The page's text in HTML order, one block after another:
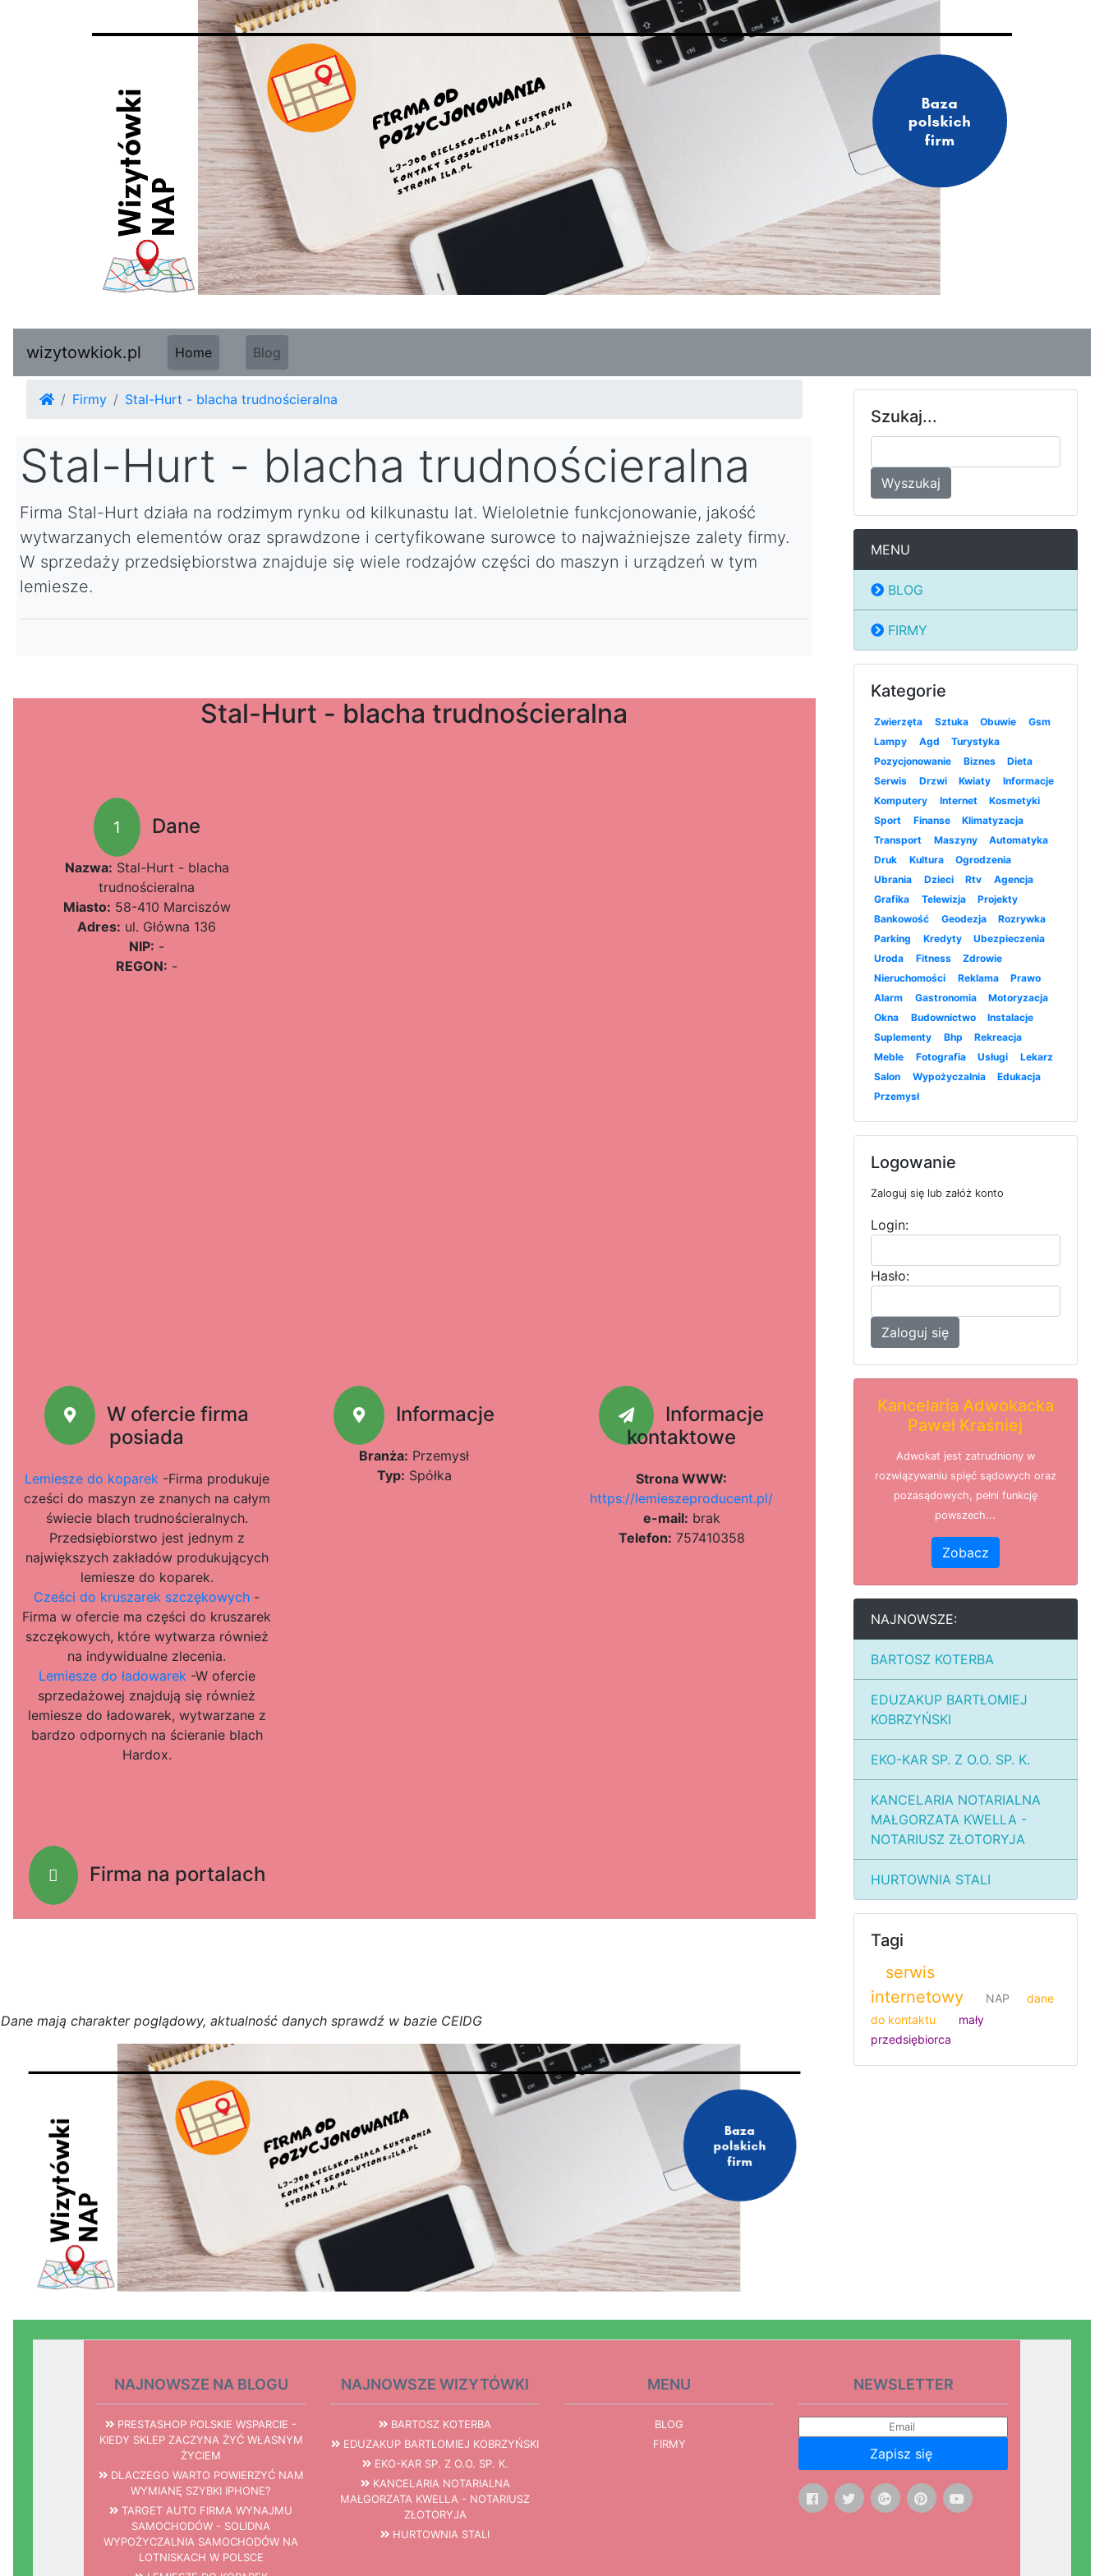
wizytowkiok.pl Home Blog
Firmy Stal-Hurt - blacha trudnościeralna
Stal-Hurt - blacha trudnościeralna
Firma Stal-Hurt działa na rodzimym rynku od kilkunastu lat. Wieloletnie funkcjonowanie, jakość
wytwarzanych elementów oraz sprawdzone i certyfikowane surowce to najważniejsze zalety firmy.
W sprzedaży przedsiębiorstwa znajduje się wiele rodzajów części do maszyn i urządzeń w tym
lemiesze.
Stal-Hurt - blacha trudnościeralna
1 Dane
Nazwa: Stal-Hurt - blacha
trudnościeralna
Miasto: 58-410 Marciszów
Adres: ul. Główna 136
NIP: -
REGON: -
W ofercie firma
posiada
Lemiesze do koparek-Firma produkuje
cześci do maszyn ze znanych na całym
świecie blach trudnościeralnych.
Przedsiębiorstwo jest jednym z
największych zakładów produkujących
lemiesze do koparek.
Cześci do kruszarek szczękowych -
Firma w ofercie ma części do kruszarek
szczękowych, które wytwarza również
na indywidualne zlecenia.
Lemiesze do ładowarek-W ofercie
sprzedażowej znajdują się również
lemiesze do ładowarek, wytwarzane z
bardzo odpornych na ścieranie blach
Hardox.
Informacje
Branża: Przemysł
Typ: Spółka
Informacje
kontaktowe
Strona WWW:
https://lemieszeproducent.pl/
e-mail: brak
Telefon: 757410358
Firma na portalach
Dane mają charakter poglądowy, aktualność danych sprawdź w bazie CEIDG
Szukaj...
Wyszukaj
MENU
BLOG
FIRMY
Kategorie
Zwierzęta Sztuka Obuwie
Gsm
Lampy
Agd
Turystyka
Pozycjonowanie
Biznes
Dieta
Serwis
Drzwi Kwiaty
Informacje
Komputery
Internet
Kosmetyki
Sport
Finanse
Klimatyzacja
Transport
Maszyny
Automatyka
Druk
Kultura
Ogrodzenia
Ubrania
Dzieci Rtv
Agencja
Grafika
Telewizja
Projekty
Bankowość
Geodezja
Rozrywka
Parking
Kredyty
Ubezpieczenia
Uroda
Fitness
Zdrowie
Nieruchomości
Reklama
Prawo
Alarm
Gastronomia
Motoryzacja
Okna
Budownictwo
Instalacje
Suplementy
Bhp
Rekreacja
Meble
Fotografia Usługi
Lekarz
Salon
Wypożyczalnia
Edukacja
Przemysł
Logowanie
Zaloguj się lub załóż konto
Login:
Hasło:
Zaloguj się
Kancelaria Adwokacka
Paweł Kraśniej
Adwokat jest zatrudniony w
rozwiązywaniu spięć sądowych oraz
pozasądowych, pełni funkcję
powszech...
Zobacz
NAJNOWSZE:
BARTOSZ KOTERBA
EDUZAKUP BARTŁOMIEJ
KOBRZYŃSKI
EKO-KAR SP. Z O.O. SP. K.
KANCELARIA NOTARIALNA
MAŁGORZATA KWELLA -
NOTARIUSZ ZŁOTORYJA
HURTOWNIA STALI
Tagi
serwis
internetowy
NAP
dane
do kontaktu
mały
przedsiębiorca
NAJNOWSZE NA BLOGU
PRESTASHOP POLSKIE WSPARCIE -
KIEDY SKLEP ZACZYNA ŻYĆ WŁASNYM
ŻYCIEM
DLACZEGO WARTO POWIERZYĆ NAM
WYMIANĘ SZYBKI IPHONE?
TARGET AUTO FIRMA WYNAJMU
SAMOCHODÓW - SOLIDNA
WYPOŻYCZALNIA SAMOCHODÓW NA
LOTNISKACH W POLSCE
NAJNOWSZE WIZYTÓWKI
BARTOSZ KOTERBA
EDUZAKUP BARTŁOMIEJ KOBRZYŃSKI
EKO-KAR SP. Z O.O. SP. K.
KANCELARIA NOTARIALNA
MAŁGORZATA KWELLA - NOTARIUSZ
ZŁOTORYJA
HURTOWNIA STALI
MENU
BLOG
FIRMY
NEWSLETTER
Zapisz się